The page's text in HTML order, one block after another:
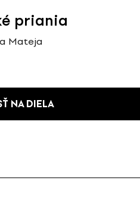
priania
Mateja
NA DIELA